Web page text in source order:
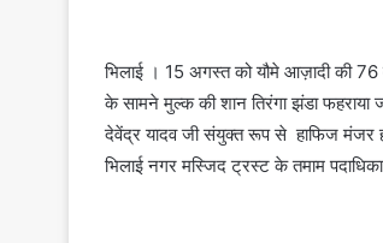
भिलाई । 15 अगस्त को यौमे आज़ादी की
के सामने मुल्क की शान तिरंगा झंडा फहराया
देवेंद्र यादव जी संयुक्त रूप से हाफिज
भिलाई नगर मस्जिद ट्रस्ट के तमाम